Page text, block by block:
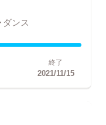
ダンス
終了
2021/11/15